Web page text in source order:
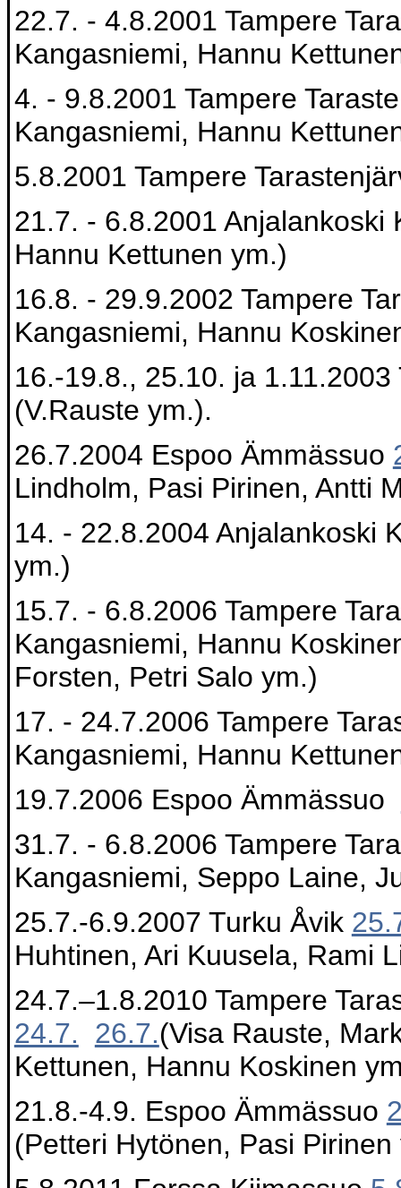
22.7. - 4.8.2001 Tampere
Kangasniemi, Hannu
4. - 9.8.2001 Tampere
Kangasniemi, Hannu
5.8.2001 Tampere
21.7. - 6.8.2001 Anjalankoski
Hannu Kettunen ym.)
16.8. - 29.9.2002 Tampere
Kangasniemi, Hannu
16.-19.8., 25.10. ja
(V.Rauste ym.).
26.7.2004 Espoo Ämmässuo
Lindholm, Pasi Pirinen, Antti
14. - 22.8.2004 Anjalankoski
ym.)
15.7. - 6.8.2006 Tampere
Kangasniemi, Hannu
Forsten, Petri Salo ym.)
17. - 24.7.2006 Tampere
Kangasniemi, Hannu
19.7.2006 Espoo Ämmässuo
31.7. - 6.8.2006 Tampere
Kangasniemi, Seppo Laine,
25.7.-6.9.2007 Turku Åvik
Huhtinen, Ari Kuusela, Rami
24.7.–1.8.2010 Tampere
24.7.
26.7.(Visa Rauste,
Kettunen, Hannu Koskinen
21.8.-4.9. Espoo Ämmässuo
(Petteri Hytönen, Pasi